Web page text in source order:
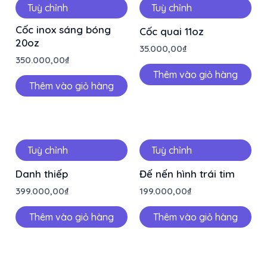
Tuỳ chỉnh
Cốc inox sáng bóng
20oz
350.000,00₫
Thêm vào giỏ hàng
Tuỳ chỉnh
Cốc quai 11oz
35.000,00₫
Thêm vào giỏ hàng
Tuỳ chỉnh
Danh thiếp
399.000,00₫
Thêm vào giỏ hàng
Tuỳ chỉnh
Đế nến hình trái tim
199.000,00₫
Thêm vào giỏ hàng